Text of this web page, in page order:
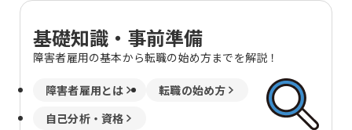
基礎知識・事前準備
障害者雇用の基本から転職の始め方までを解説！
障害者雇用とは
転職の始め方
自己分析・資格